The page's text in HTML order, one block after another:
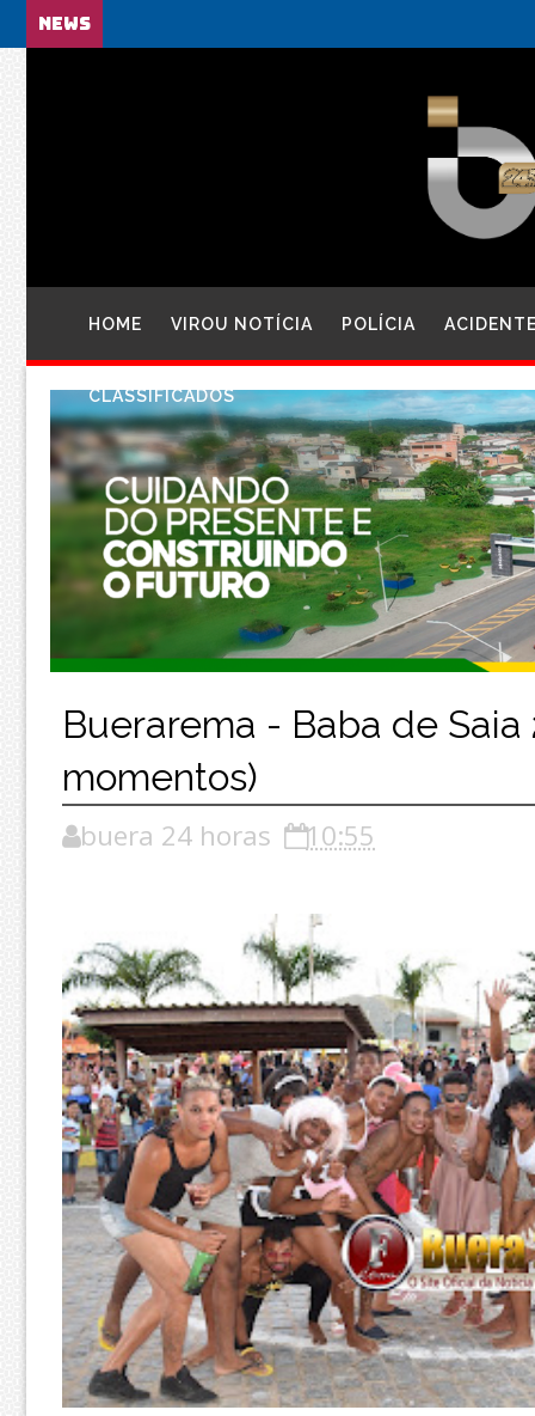
NEWS
HOME VIROU NOTÍCIA POLÍCIA
CLASSIFICADOS
Buerarema - Baba de
momentos)
buera 24 horas 10:55